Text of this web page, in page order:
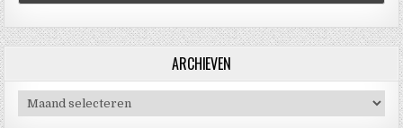
ARCHIEVEN
Archieven